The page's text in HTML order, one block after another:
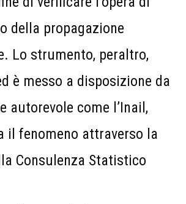
della propagazione
Lo strumento, peraltro,
è messo a disposizione da
autorevole come l’Inail,
il fenomeno attraverso la
Consulenza Statistico